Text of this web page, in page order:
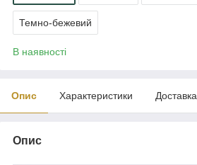
Темно-бежевий
В наявності
Опис Характеристики Доставка
Опис